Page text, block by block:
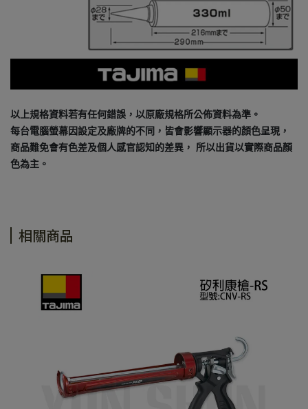
以上規格資料若有任何錯誤，以原廠規格所公佈資料為準。
每台電腦螢幕因設定及廠牌的不同，皆會影響顯示器的顏色呈現，
商品難免會有色差及個人感官認知的差異， 所以出貨以實際商品顏
色為主。
相關商品